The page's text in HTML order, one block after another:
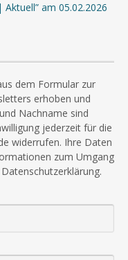
Aktuell” am 05.02.2026
dem Formular zur
erhoben und
Nachname sind
jederzeit für die
widerrufen. Ihre Daten
zum Umgang